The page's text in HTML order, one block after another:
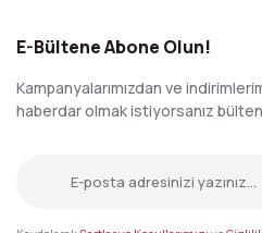
E-Bültene Abone Olun!
Kampanyalarımızdan ve
haberdar olmak istiyorsanız